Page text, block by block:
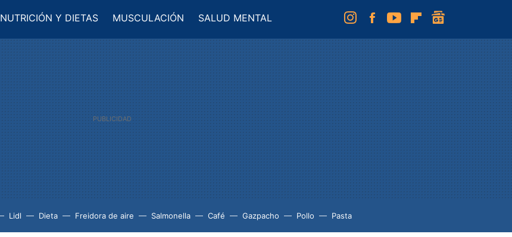
NUTRICIÓN Y DIETAS MUSCULACIÓN
SALUD MENTAL
InstagramFacebookYoutubeFlipboard
Lidl Dieta Freidora de aire Salmonella Café Gazpacho Pollo Pasta